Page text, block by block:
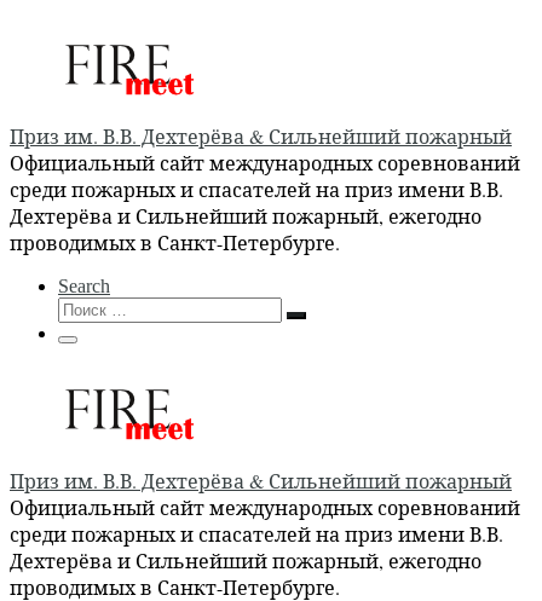
Приз им. В.В. Дехтерёва & Сильнейший пожарный
Официальный сайт международных соревнований
среди пожарных и спасателей на приз имени В.В.
Дехтерёва и Сильнейший пожарный, ежегодно
проводимых в Санкт-Петербурге.
Search
Поиск
Поиск
Меню
Приз им. В.В. Дехтерёва & Сильнейший пожарный
Официальный сайт международных соревнований
среди пожарных и спасателей на приз имени В.В.
Дехтерёва и Сильнейший пожарный, ежегодно
проводимых в Санкт-Петербурге.